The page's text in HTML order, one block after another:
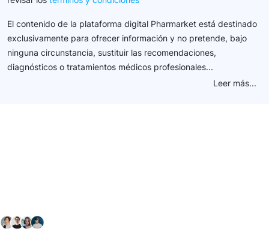
El contenido de la plataforma digital Pharmarket está destinado
exclusivamente para ofrecer información y no pretende, bajo
ninguna circunstancia, sustituir las recomendaciones,
diagnósticos o tratamientos médicos profesionales...
Leer más...